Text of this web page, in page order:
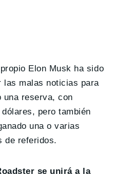
Elon Musk ha sido
las malas noticias para
una reserva, con
pero también
una o varias
de referidos.
se unirá a la